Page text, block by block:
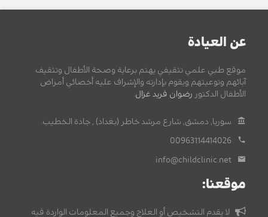
عن العيادة
موقع طبي علمي تثقيفي يهتم برعاية وصحة الأطفال وتثقيف
آبائهم وتوعيتهم ويقوم بإدارته والإشراف عليه أخصائي أمراض
الأطفال الدكتور رضوان فريد غزال.
سوريا, دمشق, شارع مرشد خاطر (بغداد) , جادة الخطيب.
00963114414026
info@childclinic.net
موقعنا:
لا يقدم التشخيص أو العلاج وجميع المعلومات الواردة فيه